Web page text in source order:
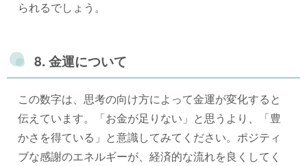
られるでしょう。
8. 金運について
この数字は、思考の向け方によって金運が変化すると
伝えています。「お金が足りない」と思うより、「豊
かさを得ている」と意識してみてください。ポジティ
ブな感謝のエネルギーが、経済的な流れを良くしてく